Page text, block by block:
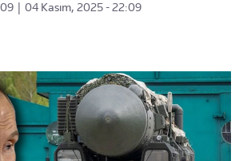
04 Kasım, 2025 - 22:09